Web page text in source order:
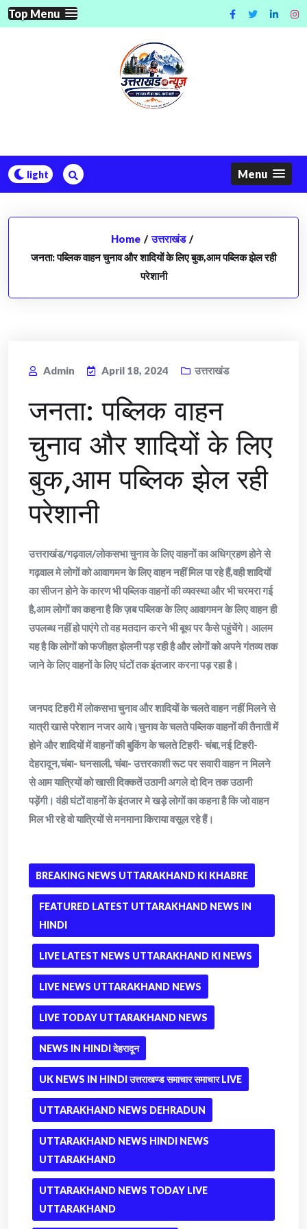
Skip
to
Top Menu
Menu
Home / उत्तराखंड /
जनता: पब्लिक वाहन चुनाव और शादियों के लिए बुक,आम पब्लिक झेल रही
परेशानी
Admin April 18, 2024 उत्तराखंड
जनता: पब्लिक वाहन
चुनाव और शादियों के लिए
बुक,आम पब्लिक झेल रही
परेशानी
उत्तराखंड/गढ़वाल/लोकसभा चुनाव के लिए वाहनों का अधिग्रहण होने से
गढ़वाल मे लोगों को आवागमन के लिए वाहन नहीं मिल पा रहे हैं,वही शादियों
का सीजन होने के कारण भी पब्लिक वाहनों की व्यवस्था और भी चरमरा गई
है,आम लोगों का कहना है कि ज़ब पब्लिक के लिए आवागमन के लिए वाहन ही
उपलब्ध नहीं हो पाएंगे तो वह मतदान करने भी बूथ पर कैसे पहुंचेंगे। आलम
यह है कि लोगों को फजीहत झेलनी पड़ रही है और लोगों को अपने गंतव्य तक
जाने के लिए वाहनों के लिए घंटों तक इंतजार करना पड़ रहा है।
जनपद टिहरी में लोकसभा चुनाव और शादियों के चलते वाहन नहीं मिलने से
यात्री खासे परेशान नजर आये।चुनाव के चलते पब्लिक वाहनों की तैनाती में
होने और शादियों में वाहनों की बुकिंग के चलते टिहरी- चंबा,नई टिहरी-
देहरादून,चंबा- घनसाली, चंबा- उत्तरकाशी रूट पर सवारी वाहन न मिलने
से आम यात्रियों को खासी दिक्कतें उठानी अगले दो दिन तक उठानी
पड़ेंगी। वंही घंटों वाहनों के इंतजार मे खड़े लोगों का कहना है कि जो वाहन
मिल भी रहे वो यात्रियों से मनमाना किराया वसूल रहे हैं।
BREAKING NEWS UTTARAKHAND KI KHABRE
FEATURED LATEST UTTARAKHAND NEWS IN
HINDI
LIVE LATEST NEWS UTTARAKHAND KI NEWS
LIVE NEWS UTTARAKHAND NEWS
LIVE TODAY UTTARAKHAND NEWS
NEWS IN HINDI देहरादून
UK NEWS IN HINDI उत्तराखण्ड समाचार समाचार LIVE
UTTARAKHAND NEWS DEHRADUN
UTTARAKHAND NEWS HINDI NEWS
UTTARAKHAND
UTTARAKHAND NEWS TODAY LIVE
UTTARAKHAND